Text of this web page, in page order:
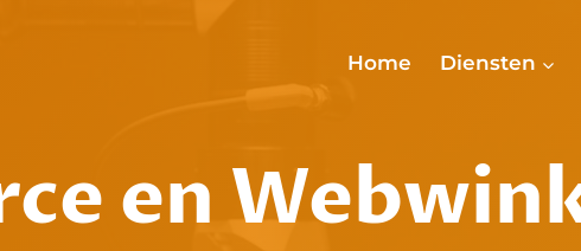
Home Diensten
en